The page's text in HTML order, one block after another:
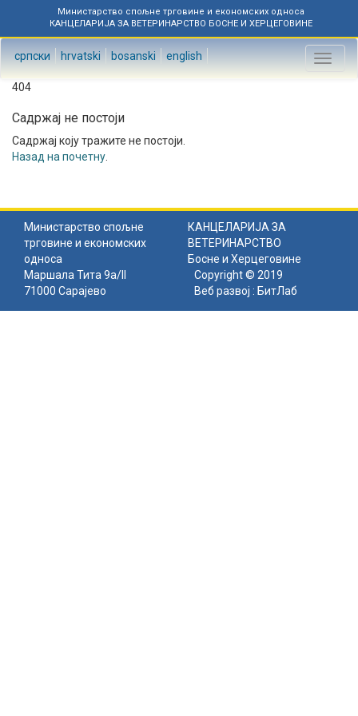
Министарство спољне трговине и економских односа
КАНЦЕЛАРИЈА ЗА ВЕТЕРИНАРСТВО БОСНЕ И ХЕРЦЕГОВИНЕ
српски hrvatski bosanski english
Toggle
404
Садржај не постоји
Садржај коју тражите не постоји.
Назад на почетну
Министарство спољне
трговине и економских
односа
КАНЦЕЛАРИЈА ЗА
ВЕТЕРИНАРСТВО
Босне и Херцеговине
Маршала Тита 9а/II
71000 Сарајево
Copyright © 2019
Веб развој : БитЛаб